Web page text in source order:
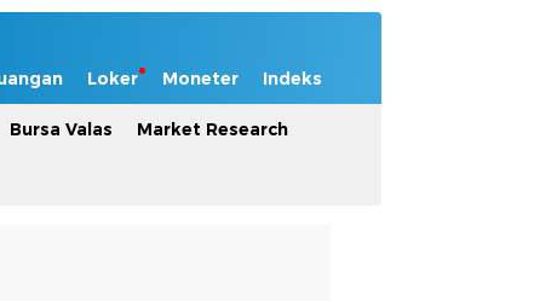
Loker Moneter Indeks
Bursa Valas Market Research